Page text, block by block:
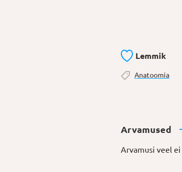
Lemmik
Anatoomia
Arvamused
Arvamusi veel ei